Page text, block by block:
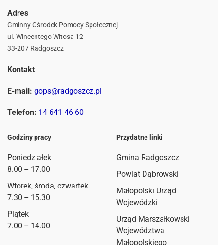
Adres
Gminny Ośrodek Pomocy Społecznej
ul. Wincentego Witosa 12
33-207 Radgoszcz
Kontakt
E-mail: gops@radgoszcz.pl
Telefon: 14 641 46 60
Godziny pracy
Poniedziałek
8.00 – 17.00
Wtorek, środa, czwartek
7.30 – 15.30
Piątek
7.00 – 14.00
Przydatne linki
Gmina Radgoszcz
Powiat Dąbrowski
Małopolski Urząd
Wojewódzki
Urząd Marszałkowski
Województwa
Małopolskiego